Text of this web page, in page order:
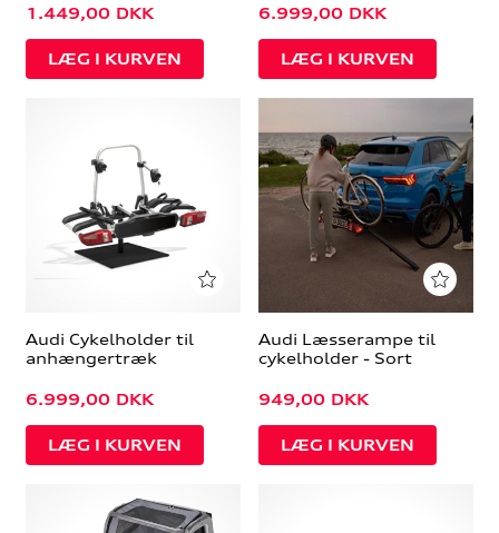
1.449,00 DKK 6.999,00 DKK
Audi Cykelholder til
anhængertræk
6.999,00 DKK
Audi Læsserampe til
cykelholder - Sort
949,00 DKK